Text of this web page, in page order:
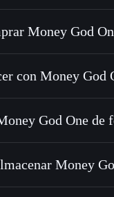
Money God
está verificado
con Money God
cartera de
: operar con
de coste en
privada: transferir
God One de
agregador de
Money
Money